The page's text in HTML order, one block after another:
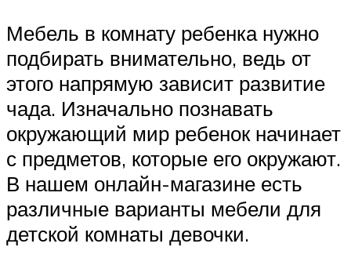
Мебель в комнату ребенка нужно
подбирать внимательно, ведь от
этого напрямую зависит развитие
чада. Изначально познавать
окружающий мир ребенок начинает
с предметов, которые его окружают.
В нашем онлайн-магазине есть
различные варианты мебели для
детской комнаты девочки.